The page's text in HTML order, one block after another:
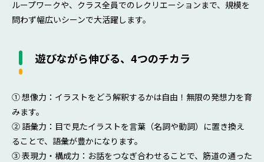
ループワークや、クラス全員でのレクリエーションまで、規模を
問わず幅広いシーンで大活躍します。
遊びながら伸びる、4つのチカラ
① 想像力：イラストをどう解釈するかは自由！無限の発想力を育
みます。
② 語彙力：目で見たイラストを言葉（名詞や動詞）に置き換え
ることで、語彙が豊かになります。
③ 表現力・構成力：お話をつなぎ合わせることで、筋道の通った